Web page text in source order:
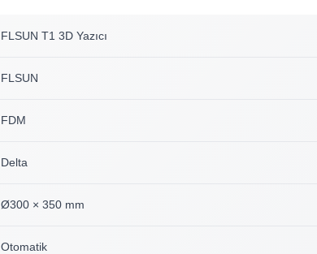
FLSUN T1 3D Yazıcı
FLSUN
FDM
Delta
Ø300 × 350 mm
Otomatik